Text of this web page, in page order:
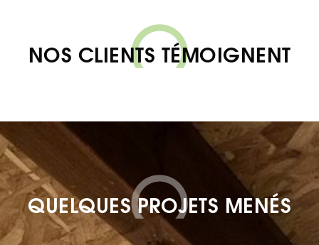
NOS CLIENTS TÉMOIGNENT
QUELQUES PROJETS MENÉS